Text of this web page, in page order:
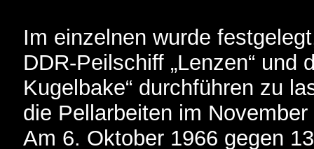
Im einzelnen wurde
DDR-Peilschiff „Lenzen“ und
Kugelbake“ durchführen zu
die Pellarbeiten im
Am 6. Oktober 1966 gegen